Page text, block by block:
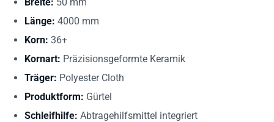
Länge: 4000 mm
Korn: 36+
Kornart: Präzisionsgeformte Keramik
Träger: Polyester Cloth
Produktform: Gürtel
Schleifhilfe: Abtragehilfsmittel integriert